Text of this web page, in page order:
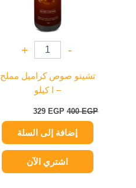
-
+
تشينو صوص كراميل مملح
– ا كيلو
400EGP
329 EGP
إضافة إلى السلة
اشتري الآن